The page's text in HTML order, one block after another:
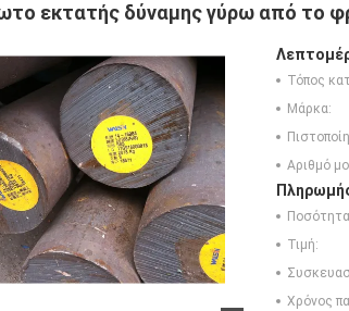
εκτατής δύναμης γύρω από το
Τόπος
Μάρκα:
Αριθμό
Τιμή:
Χρόνος